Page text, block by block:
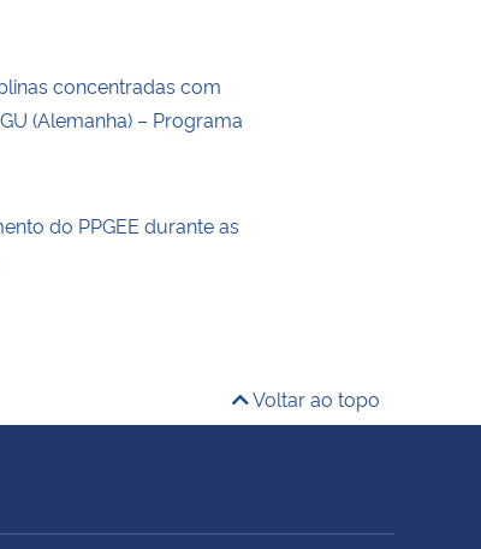
concentradas com
(Alemanha) – Programa
do PPGEE durante as
Voltar ao topo